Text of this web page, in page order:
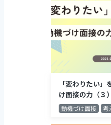
「変わりたい
け面接の力（３）
動機づけ面接 考